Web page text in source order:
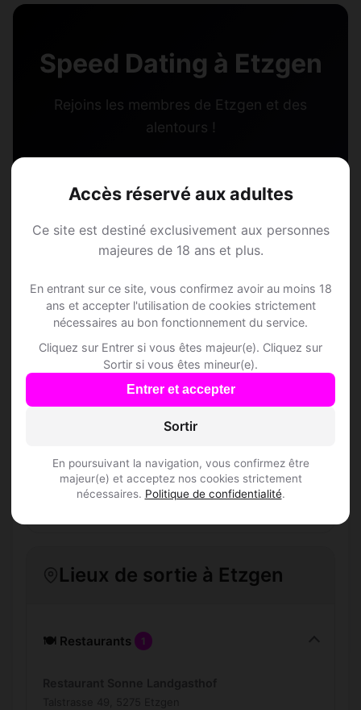
Accès réservé aux adultes
Ce site est destiné exclusivement aux personnes
majeures de 18 ans et plus.
En entrant sur ce site, vous confirmez avoir au moins 18
ans et accepter l'utilisation de cookies strictement
nécessaires au bon fonctionnement du service.
Cliquez sur Entrer si vous êtes majeur(e). Cliquez sur
Sortir si vous êtes mineur(e).
Entrer et accepter
Sortir
En poursuivant la navigation, vous confirmez être
majeur(e) et acceptez nos cookies strictement
nécessaires. Politique de confidentialité.
Speed Dating à Etzgen
Rejoins les membres de Etzgen et des
alentours !
Questions fréquentes
Comment trouver Speed Dating à Etzgen ?
L'inscription est-elle gratuite ?
inscrits à Etzgen ?
Lieux de sortie à Etzgen
🍽️ Restaurants 1